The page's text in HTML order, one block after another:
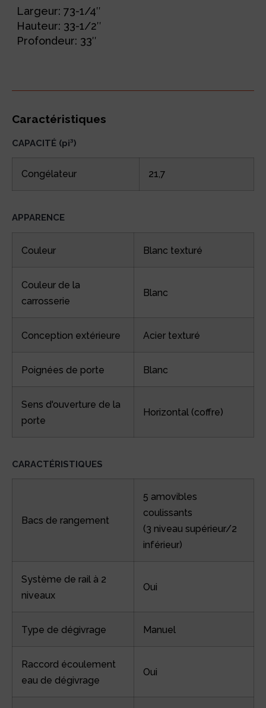
Largeur: 73-1/4″
Hauteur: 33-1/2″
Profondeur: 33″
Caractéristiques
CAPACITÉ (pi³)
Congélateur 21,7
APPARENCE
Couleur Blanc texturé
Couleur de la
carrosserie
Blanc
Conception extérieure Acier texturé
Poignées de porte Blanc
Sens d'ouverture de la
porte
Horizontal (coffre)
CARACTÉRISTIQUES
Bacs de rangement
5 amovibles
coulissants
(3 niveau supérieur/2
inférieur)
Système de rail à 2
niveaux
Oui
Type de dégivrage Manuel
Raccord écoulement
eau de dégivrage
Oui